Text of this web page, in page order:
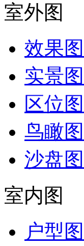
室外图
效果图
实景图
区位图
鸟瞰图
沙盘图
室内图
户型图